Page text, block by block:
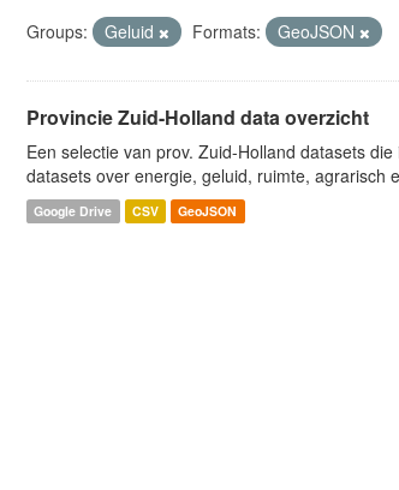
Groups: Geluid Formats: GeoJSON
Provincie Zuid-Holland data overzicht
Een selectie van prov. Zuid-Holland datasets
datasets over energie, geluid, ruimte, agrarisch
Google Drive CSV GeoJSON